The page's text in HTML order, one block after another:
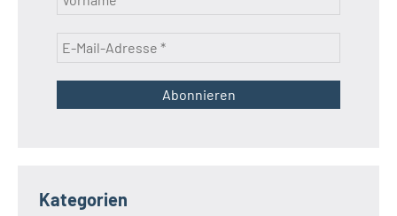
Kategorien